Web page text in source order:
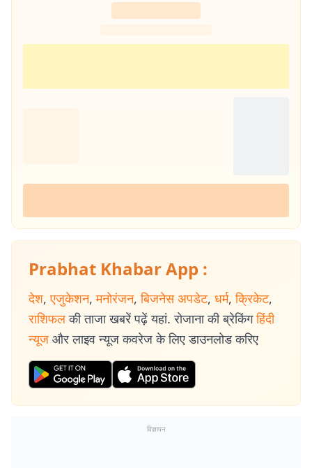
Prabhat Khabar App :
देश, एजुकेशन, मनोरंजन, बिजनेस अपडेट, धर्म, क्रिकेट,
राशिफल की ताजा खबरें पढ़ें यहां. रोजाना की ब्रेकिंग हिंदी
न्यूज और लाइव न्यूज कवरेज के लिए डाउनलोड करिए
विज्ञापन